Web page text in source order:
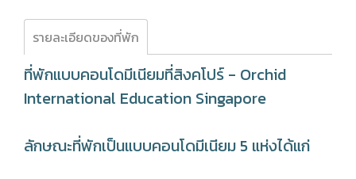
รายละเอียดของที่พัก
ที่พักแบบคอนโดมีเนียมที่สิงคโปร์ - Orchid
International Education Singapore
ลักษณะที่พักเป็นแบบคอนโดมีเนียม 5 แห่งได้แก่